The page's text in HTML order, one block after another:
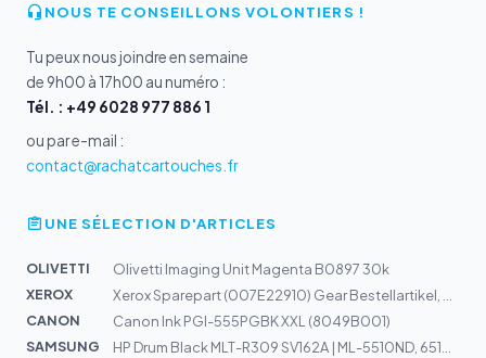
NOUS TE CONSEILLONS VOLONTIERS !
Tu peux nous joindre en semaine
de 9h00 à 17h00 au numéro :
Tél. : +49 6028 977 886 1
ou par e-mail :
contact@rachatcartouches.fr
UNE SÉLECTION D'ARTICLES
OLIVETTI
Olivetti Imaging Unit Magenta B0897 30k
XEROX
CANON
Canon Ink PGI-555PGBK XXL (8049B001)
SAMSUNG